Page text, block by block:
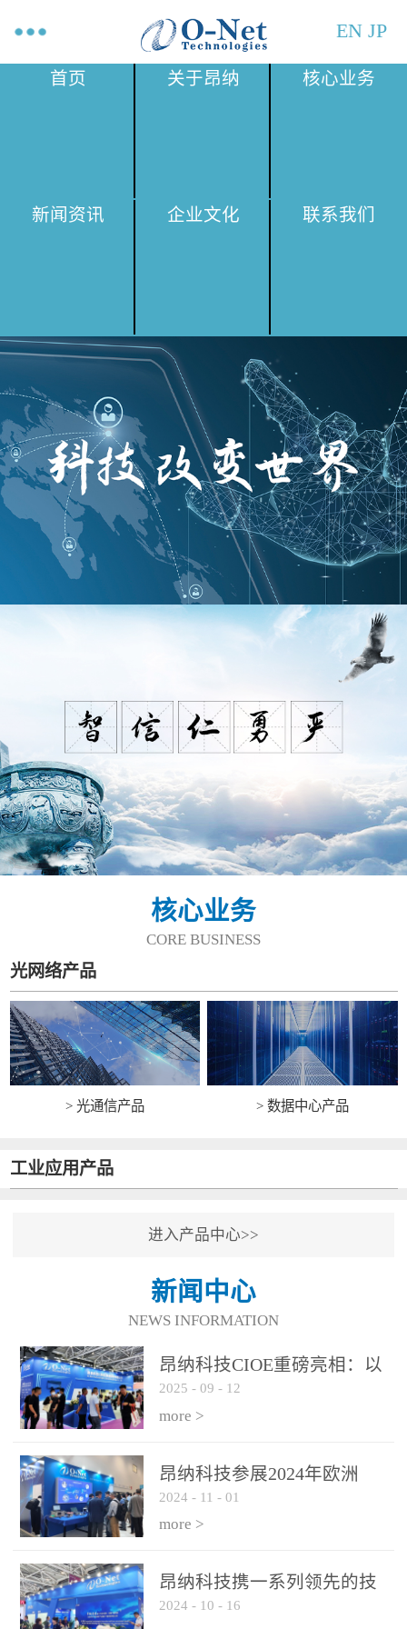
EN JP
首页 关于昂纳 核心业务
新闻资讯 企业文化 联系我们
核心业务
CORE BUSINESS
光网络产品
> 光通信产品 > 数据中心产品
工业应用产品
进入产品中心>>
新闻中心
NEWS INFORMATION
昂纳科技CIOE重磅亮相：以
光通信创新引擎，驱动AI与
算力互联新时代
2025 - 09 - 12
more >
昂纳科技参展2024年欧洲
ECOC展会
2024 - 11 - 01
more >
昂纳科技携一系列领先的技
术平台和优秀产品参展2024
2024 - 10 - 16